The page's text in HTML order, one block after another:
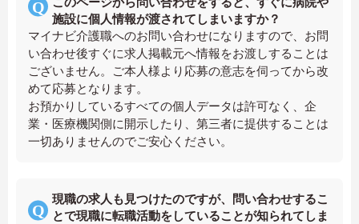
施設に個人情報が渡されてしまいますか？
マイナビ介護職へのお問い合わせになりますので、お問
い合わせ後すぐに求人掲載元へ情報をお渡しすることは
ございません。ご本人様より応募の意志を伺ってから改
めて応募となります。
お預かりしているすべての個人データは許可なく、企
業・医療機関側に開示したり、第三者に提供することは
一切ありませんのでご安心ください。
現職の求人も見つけたのですが、問い合わせするこ
とで現職に転職活動をしていることが知られてしま